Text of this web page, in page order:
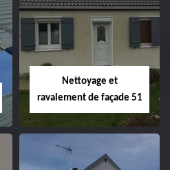
Changement de
velux 51
Nettoyage et
ravalement de façade 51